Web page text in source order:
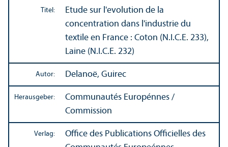
Titel:
Etude sur l'evolution de la
concentration dans l'industrie du
textile en France : Coton (N.I.C.E. 233),
Laine (N.I.C.E. 232)
Autor: Delanoë, Guirec
Herausgeber:
Communautés Europénnes /
Commission
Verlag:
Office des Publications Officielles des